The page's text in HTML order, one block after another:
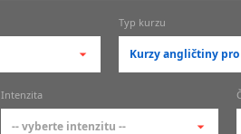
Typ kurzu
Kurzy angličtiny
základní
Intenzita
-- vyberte intenzitu --